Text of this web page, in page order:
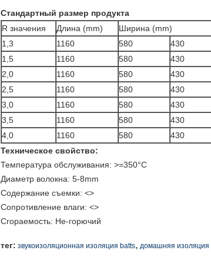
Стандартный размер продукта
R значения
Длина (mm)
Ширина (mm)
1,3
1160 580
430
1,5
1160 580
430
2,0
1160 580
430
2,5
1160 580
430
3,0
1160 580
430
3,5
1160 580
430
4,0
1160 580
430
Техническое свойство:
Температура обслуживания: >=350°C
Диаметр волокна: 5-8mm
Содержание съемки: <>
Сопротивление влаги: <>
Сгораемость: Не-горючий
тег: звукоизоляционная изоляция batts, домашняя изоляция